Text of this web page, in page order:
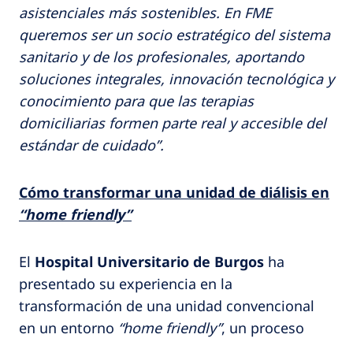
asistenciales más sostenibles. En FME
queremos ser un socio estratégico del sistema
sanitario y de los profesionales, aportando
soluciones integrales, innovación tecnológica y
conocimiento para que las terapias
domiciliarias formen parte real y accesible del
estándar de cuidado”.
Cómo transformar una unidad de diálisis en
“home friendly”
El Hospital Universitario de Burgos ha
presentado su experiencia en la
transformación de una unidad convencional
en un entorno “home friendly”, un proceso